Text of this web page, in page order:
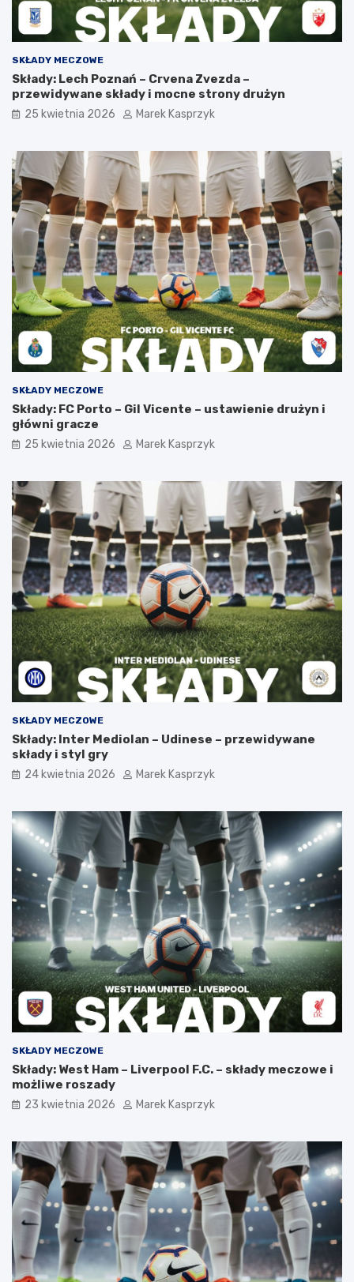
SKŁADY MECZOWE
Składy: Lech Poznań – Crvena Zvezda –
przewidywane składy i mocne strony drużyn
25 kwietnia 2026 Marek Kasprzyk
SKŁADY MECZOWE
Składy: FC Porto – Gil Vicente – ustawienie drużyn i
główni gracze
25 kwietnia 2026 Marek Kasprzyk
SKŁADY MECZOWE
Składy: Inter Mediolan – Udinese – przewidywane
składy i styl gry
24 kwietnia 2026 Marek Kasprzyk
SKŁADY MECZOWE
Składy: West Ham – Liverpool F.C. – składy meczowe i
możliwe roszady
23 kwietnia 2026 Marek Kasprzyk